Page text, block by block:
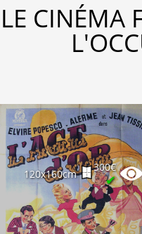
LE CINÉMA
120x160cm
300€
✔